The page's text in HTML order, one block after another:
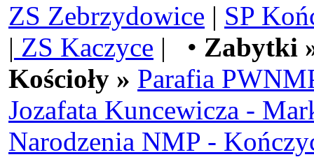
ZS Zebrzydowice | SP
| ZS Kaczyce | • Zabytki
Kościoły » Parafia
Jozafata Kuncewicza -
Narodzenia NMP -